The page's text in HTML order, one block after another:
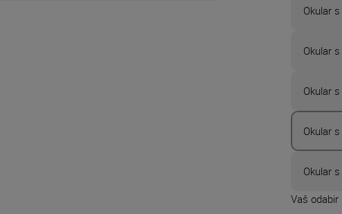
Okular
Okular
Okular
Okular
Okular
Vaš odabir